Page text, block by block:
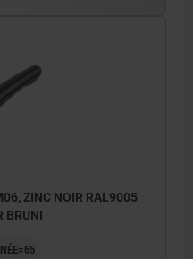
ZINC NOIR RAL9005
BRUNI